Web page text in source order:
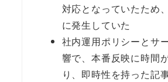
対応となっていたため
に発生していた
社内運用ポリシーとサ
響で、本番反映に時間
り、即時性を持った記